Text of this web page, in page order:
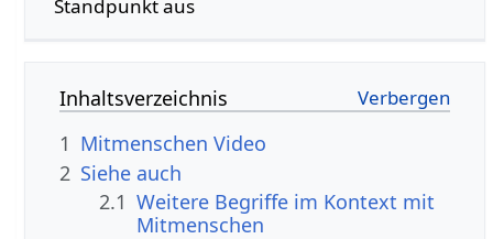
Standpunkt aus
Inhaltsverzeichnis
1
Mitmenschen‏‎ Video
2 Siehe auch
2.1 Weitere Begriffe im Kontext mit